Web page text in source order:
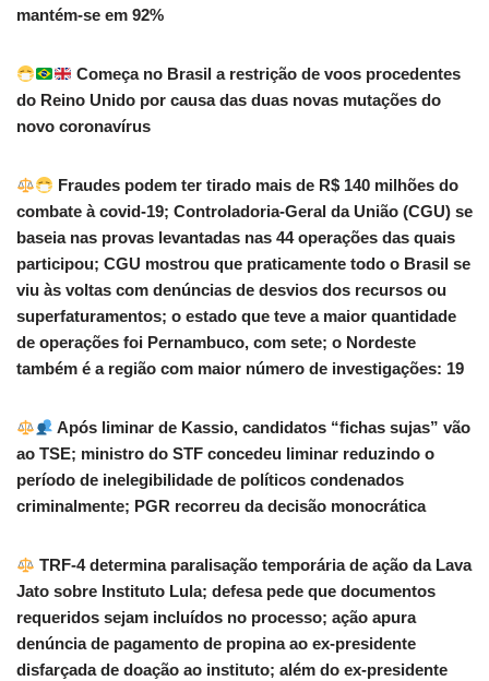
mantém-se em 92%
Começa no Brasil a restrição de voos procedentes
do Reino Unido por causa das duas novas mutações do
novo coronavírus
Fraudes podem ter tirado mais de R$ 140 milhões do
combate à covid-19; Controladoria-Geral da União (CGU) se
baseia nas provas levantadas nas 44 operações das quais
participou; CGU mostrou que praticamente todo o Brasil se
viu às voltas com denúncias de desvios dos recursos ou
superfaturamentos; o estado que teve a maior quantidade
de operações foi Pernambuco, com sete; o Nordeste
também é a região com maior número de investigações: 19
Após liminar de Kassio, candidatos “fichas sujas” vão
ao TSE; ministro do STF concedeu liminar reduzindo o
período de inelegibilidade de políticos condenados
criminalmente; PGR recorreu da decisão monocrática
TRF-4 determina paralisação temporária de ação da Lava
Jato sobre Instituto Lula; defesa pede que documentos
requeridos sejam incluídos no processo; ação apura
denúncia de pagamento de propina ao ex-presidente
disfarçada de doação ao instituto; além do ex-presidente